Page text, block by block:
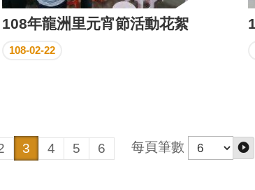
108年龍洲里元宵節活動花絮
108-02-22
3 4 5 6 每頁筆數